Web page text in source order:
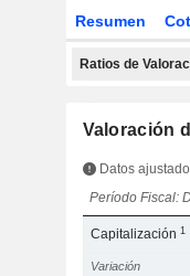
Resumen
Ratios de
Valoración
Datos
Período Fiscal:
Capitalización1
Variación